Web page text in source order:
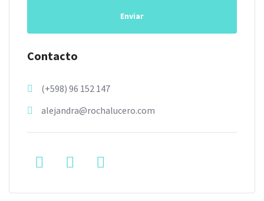
Enviar
Contacto
(+598) 96 152 147
alejandra@rochalucero.com